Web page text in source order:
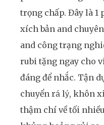
trọng chấp. Đây là 1
xích bản and
and công trạng
rubi tặng ngay cho
đáng để nhắc. Tận
chuyển rá lý, khôn
thậm chí về tối